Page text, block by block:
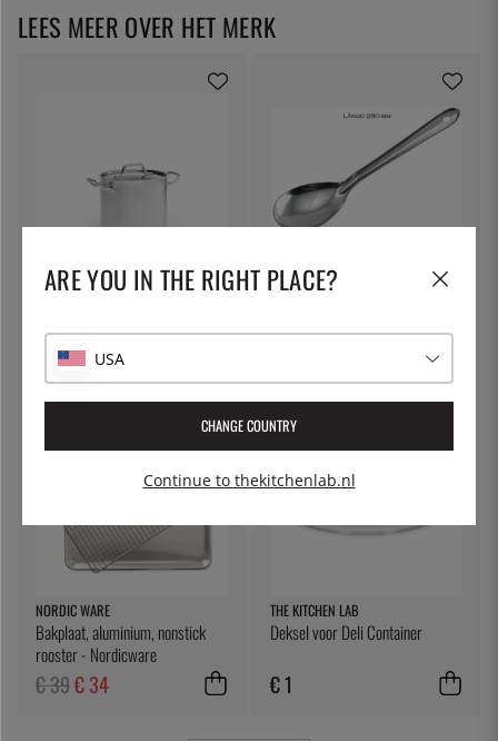
PATINA
Hoge voorraadpot in RVS, met
€ 78
ÖSTLIN
Gastro lepel / opscheplepel
NORDIC WARE
Bakplaat, aluminium, nonstick
rooster - Nordicware
€ 39€ 34
THE KITCHEN LAB
Deksel voor Deli Container
€ 1
LEES MEER OVER HET MERK
ARE YOU IN THE RIGHT PLACE?
USA
CHANGE COUNTRY
Continue to thekitchenlab.nl